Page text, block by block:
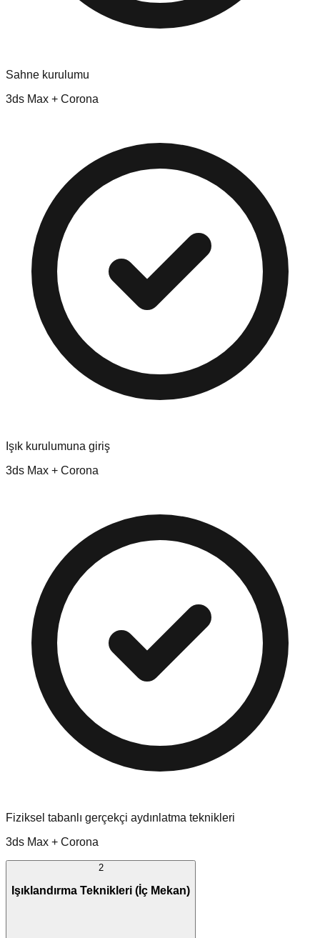
Sahne kurulumu
3ds Max + Corona
Işık kurulumuna giriş
3ds Max + Corona
Fiziksel tabanlı gerçekçi aydınlatma teknikleri
3ds Max + Corona
2
Işıklandırma Teknikleri (İç Mekan)